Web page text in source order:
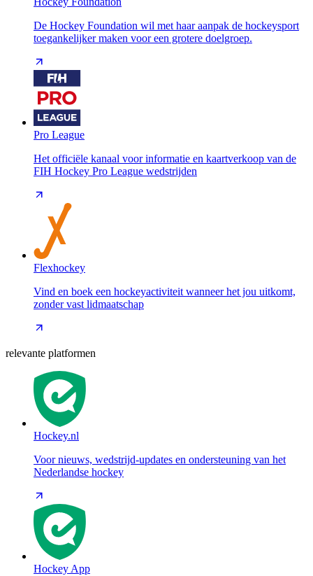
De Hockey Foundation wil met haar aanpak de hockeysport
toegankelijker maken voor een grotere doelgroep.
Pro League
Het officiële kanaal voor informatie en kaartverkoop van de
FIH Hockey Pro League wedstrijden
Flexhockey
Vind en boek een hockeyactiviteit wanneer het jou uitkomt,
zonder vast lidmaatschap
relevante platformen
Hockey.nl
Voor nieuws, wedstrijd-updates en ondersteuning van het
Nederlandse hockey
Hockey App